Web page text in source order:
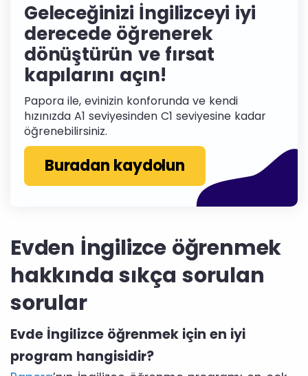
Geleceğinizi İngilizceyi iyi
derecede öğrenerek
dönüştürün ve fırsat
kapılarını açın!
Papora ile, evinizin konforunda ve kendi
hızınızda A1 seviyesinden C1 seviyesine kadar
öğrenebilirsiniz.
Buradan kaydolun
Evden İngilizce öğrenmek
hakkında sıkça sorulan
sorular
Evde İngilizce öğrenmek için en iyi
program hangisidir?